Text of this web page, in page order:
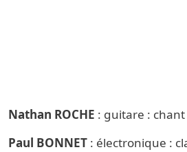
Nathan ROCHE : guitare : chant
Paul BONNET : électronique :